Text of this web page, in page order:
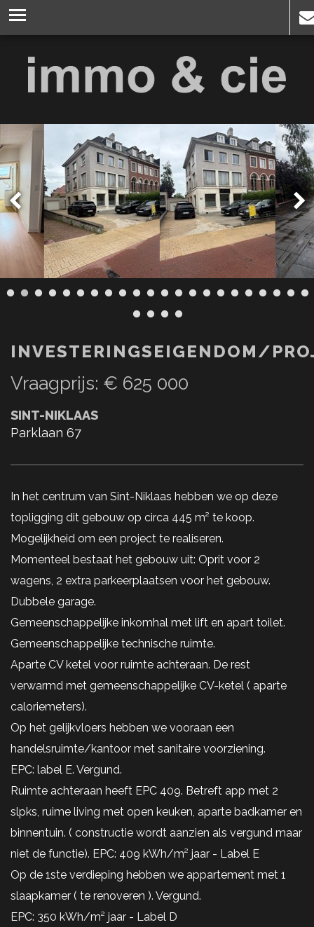
INVESTERINGSEIGENDOM/
Vraagprijs: € 625 000
SINT-NIKLAAS
Parklaan 67
In het centrum van Sint-Niklaas hebben we op deze
topligging dit gebouw op circa 445 m² te koop.
Mogelijkheid om een project te realiseren.
Momenteel bestaat het gebouw uit: Oprit voor 2
wagens, 2 extra parkeerplaatsen voor het gebouw.
Dubbele garage.
Gemeenschappelijke inkomhal met lift en apart toilet.
Gemeenschappelijke technische ruimte.
Aparte CV ketel voor ruimte achteraan. De rest
verwarmd met gemeenschappelijke CV-ketel ( aparte
caloriemeters).
Op het gelijkvloers hebben we vooraan een
handelsruimte/kantoor met sanitaire voorziening.
EPC: label E. Vergund.
Ruimte achteraan heeft EPC 409. Betreft app met 2
slpks, ruime living met open keuken, aparte badkamer en
binnentuin. ( constructie wordt aanzien als vergund maar
niet de functie). EPC: 409 kWh/m² jaar - Label E
Op de 1ste verdieping hebben we appartement met 1
slaapkamer ( te renoveren ). Vergund.
EPC: 350 kWh/m² jaar - Label D